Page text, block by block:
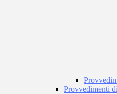
Provvedimenti